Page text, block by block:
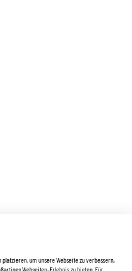
um unsere Webseite zu verbessern,
Webseiten-Erlebnis zu bieten. Für